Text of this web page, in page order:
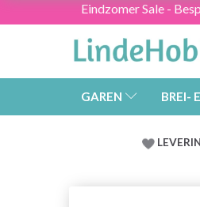
Eindzomer Sale -
GAREN BREI-